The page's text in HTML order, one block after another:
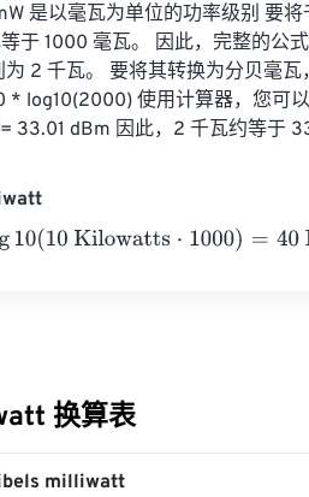
是以毫瓦为单位的功率级别 要
于 1000 毫瓦。 因此，完整的公
2 千瓦。 要将其转换为分贝毫
* log10(2000) 使用计算器，您可
dBm 因此，2 千瓦约等于
⋅1000)=40 Decibels milliwatt
换算表
milliwatt